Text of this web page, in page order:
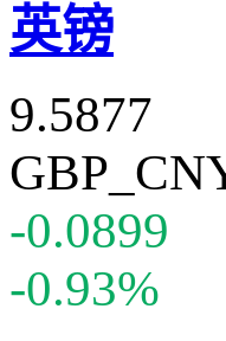
英镑
9.5877
-0.0899
-0.93%